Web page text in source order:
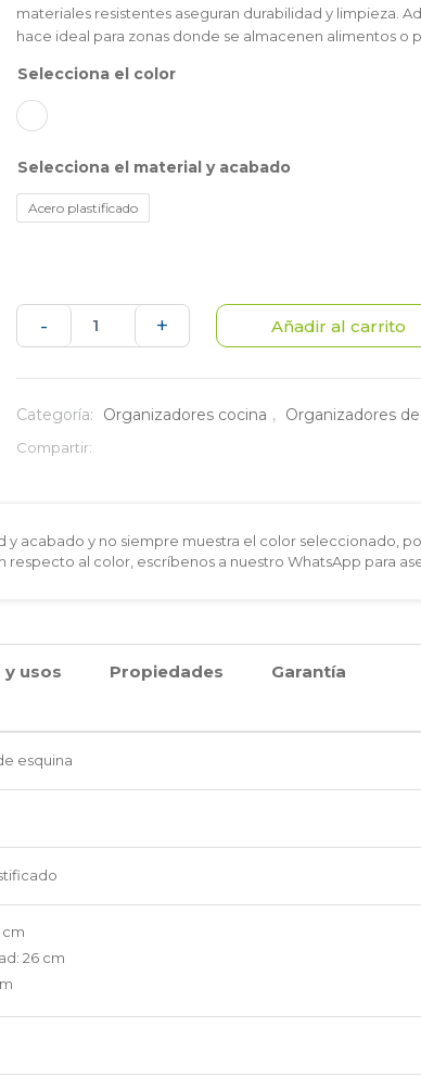
materiales resistentes aseguran durabilidad y limpieza.
hace ideal para zonas donde se almacenen alimentos o
color
material y acabado
Acero plastificado
-
Vajillero
esquina
+ Añadir al carrito
Categoría: Organizadores cocina , Organizadores
Compartir:
acabado y no siempre muestra el color seleccionado,
al color, escríbenos a nuestro WhatsApp para
y usos Propiedades Garantía
esquina
cm
26 cm